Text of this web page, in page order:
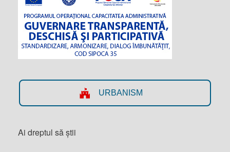
URBANISM
Ai dreptul să știi